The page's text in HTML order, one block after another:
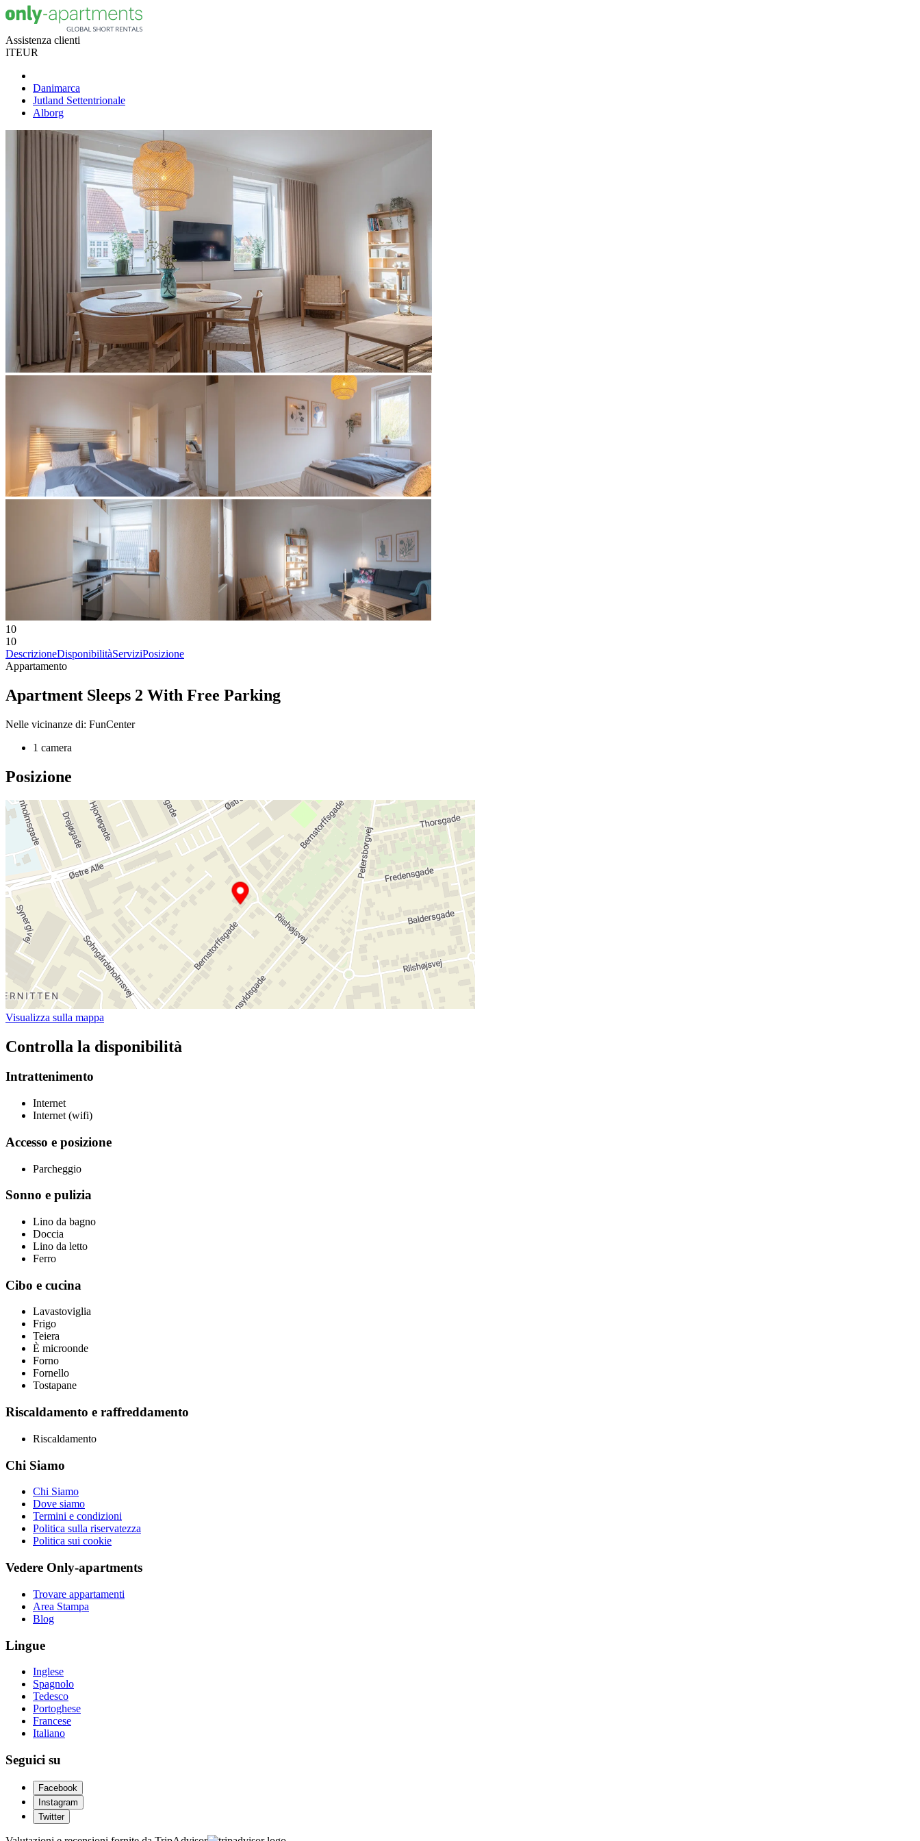
Assistenza clienti
ITEUR
Danimarca
Jutland Settentrionale
Alborg
10
10
DescrizioneDisponibilitàServiziPosizione
Appartamento
Apartment Sleeps 2 With Free Parking
Nelle vicinanze di: FunCenter
1 camera
Posizione
Visualizza sulla mappa
Controlla la disponibilità
Intrattenimento
Internet
Internet (wifi)
Accesso e posizione
Parcheggio
Sonno e pulizia
Lino da bagno
Doccia
Lino da letto
Ferro
Cibo e cucina
Lavastoviglia
Frigo
Teiera
È microonde
Forno
Fornello
Tostapane
Riscaldamento e raffreddamento
Riscaldamento
Chi Siamo
Chi Siamo
Dove siamo
Termini e condizioni
Politica sulla riservatezza
Politica sui cookie
Vedere Only-apartments
Trovare appartamenti
Area Stampa
Blog
Lingue
Inglese
Spagnolo
Tedesco
Portoghese
Francese
Italiano
Seguici su
Facebook
Instagram
Twitter